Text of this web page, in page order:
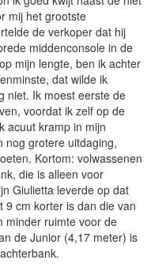
mij het grootste
de verkoper dat hij
middenconsole in de
mijn lengte, ben ik achter
dat wilde ik
niet. Ik moest eerste de
voordat ik zelf op de
acuut kramp in mijn
nog grotere uitdaging,
Kortom: volwassenen
die is alleen voor
Giulietta leverde op dat
9 cm korter is dan die van
minder ruimte voor de
de Junior (4,17 meter) is